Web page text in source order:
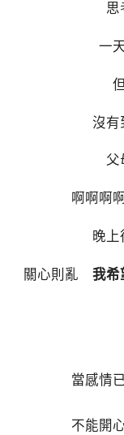
思
一
沒有
父
啊啊啊
晚
關心則亂 我
當感情
不能開